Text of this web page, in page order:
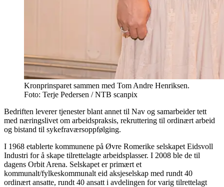
Kronprinsparet sammen med Tom Andre Henriksen.
Foto: Terje Pedersen / NTB scanpix
Bedriften leverer tjenester blant annet til Nav og samarbeider tett
med næringslivet om arbeidspraksis, rekruttering til ordinært arbeid
og bistand til sykefraværsoppfølging.
I 1968 etablerte kommunene på Øvre Romerike selskapet Eidsvoll
Industri for å skape tilrettelagte arbeidsplasser. I 2008 ble de til
dagens Orbit Arena. Selskapet er primært et
kommunalt/fylkeskommunalt eid aksjeselskap med rundt 40
ordinært ansatte, rundt 40 ansatt i avdelingen for varig tilrettelagt